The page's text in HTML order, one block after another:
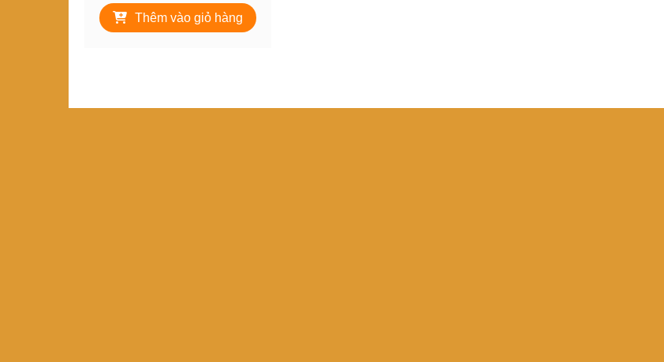
là:
12,000₫.
tại
là:
Thêm vào giỏ hàng